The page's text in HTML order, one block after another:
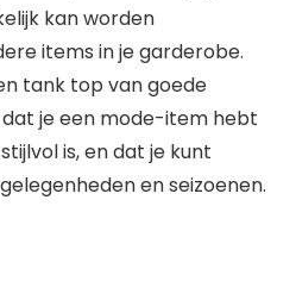
kan worden
items in je garderobe.
tank top van goede
je een mode-item hebt
is, en dat je kunt
en seizoenen.